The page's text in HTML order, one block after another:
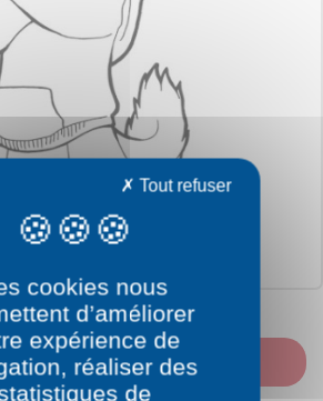
Chipmunks
IMPRIMER
cookies nous
d’améliorer
expérience de
réaliser des
de
Tout refuser